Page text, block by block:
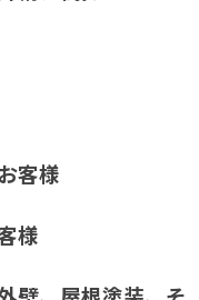
客様
様